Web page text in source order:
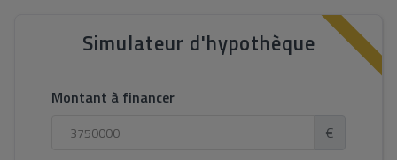
Simulateur d'hypothèque
Montant à financer
€